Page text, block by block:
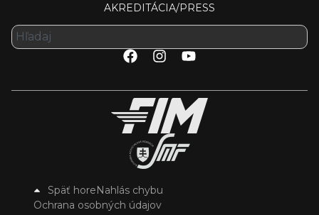
AKREDITÁCIA/PRESS
Späť horeNahlás chybu
Ochrana osobných údajov